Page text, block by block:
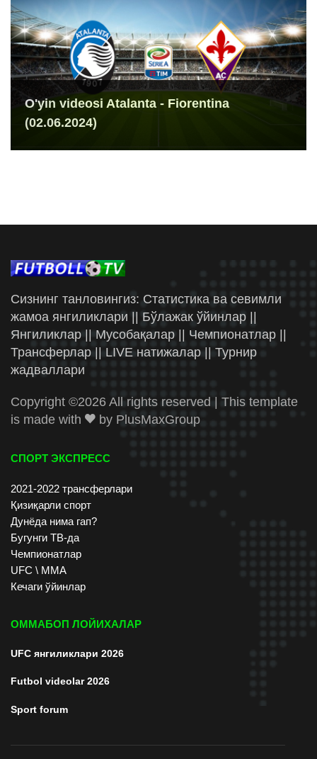
O'yin videosi Atalanta - Fiorentina
(02.06.2024)
Сизнинг танловингиз: Статистика ва севимли
жамоа янгиликлари || Бўлажак ўйинлар ||
Янгиликлар || Мусобақалар || Чемпионатлар ||
Трансферлар || LIVE натижалар || Турнир
жадваллари
Copyright ©2026 All rights reserved | This template
is made with
by PlusMaxGroup
СПОРТ ЭКСПРЕСС
2021-2022 трансферлари
Қизиқарли спорт
Дунёда нима гап?
Бугунги ТВ-да
Чемпионатлар
UFC \ ММА
Кечаги ўйинлар
ОММАБОП ЛОЙИХАЛАР
UFC янгиликлари 2026
Futbol videolar 2026
Sport forum